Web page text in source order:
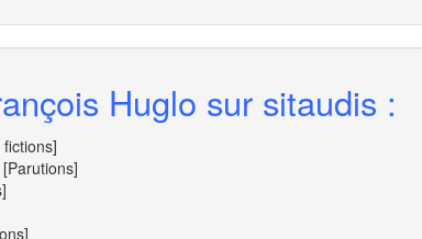
Huglo sur sitaudis :
[Parutions]